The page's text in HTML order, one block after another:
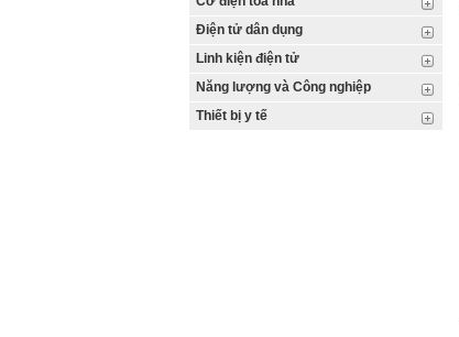
Điện tử dân dụng
Linh kiện điện tử
Năng lượng và Công nghiệp
Thiết bị y tế